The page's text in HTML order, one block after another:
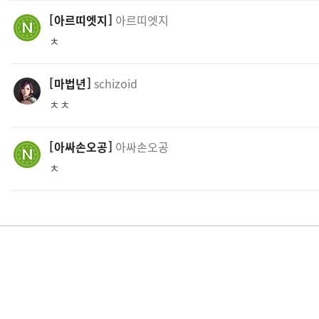
아르띠엣지 아르띠엣지
ㅊ
마법년 schizoid
ㅊㅊ
아싸손오공 아싸손오공
ㅊ